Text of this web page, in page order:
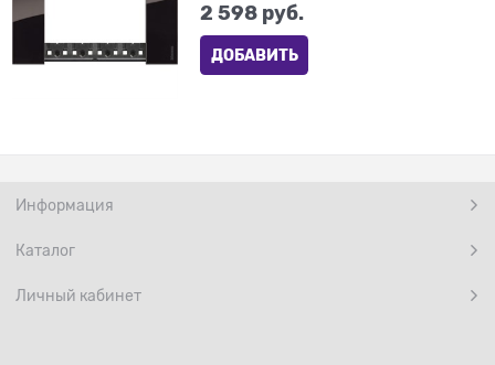
2 598 руб.
ДОБАВИТЬ
Информация
Каталог
Личный кабинет